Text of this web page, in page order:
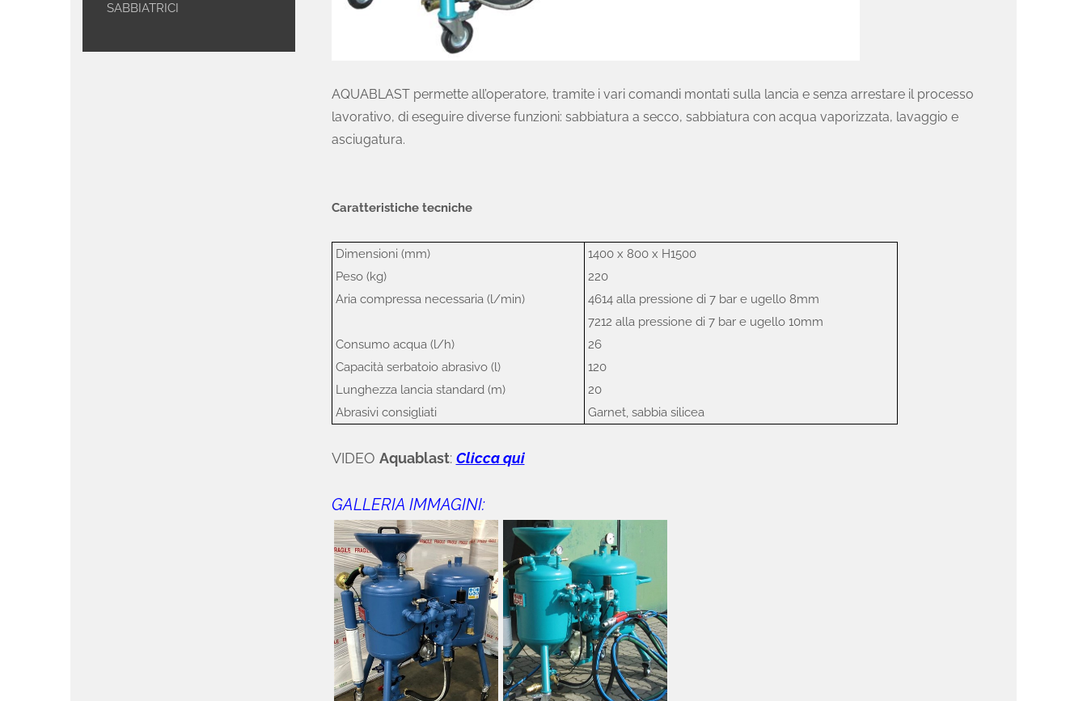
SABBIATRICI
AQUABLAST permette all’operatore, tramite i vari comandi montati sulla lancia e senza arrestare il processo
lavorativo, di eseguire diverse funzioni: sabbiatura a secco, sabbiatura con acqua vaporizzata, lavaggio e
asciugatura.
Caratteristiche tecniche
Dimensioni (mm)
Peso (kg)
Aria compressa necessaria (l/min)
Consumo acqua (l/h)
Capacità serbatoio abrasivo (l)
Lunghezza lancia standard (m)
Abrasivi consigliati
1400 x 800 x H1500
220
4614 alla pressione di 7 bar e ugello 8mm
7212 alla pressione di 7 bar e ugello 10mm
26
120
20
Garnet, sabbia silicea
VIDEO Aquablast: Clicca qui
GALLERIA IMMAGINI: